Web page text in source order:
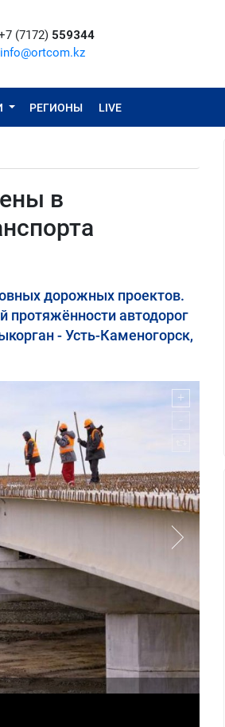
(7172) 559344
info@ortcom.kz
РЕГИОНЫ LIVE
в
дорожных проектов.
протяжённости автодорог
- Усть-Каменогорск,